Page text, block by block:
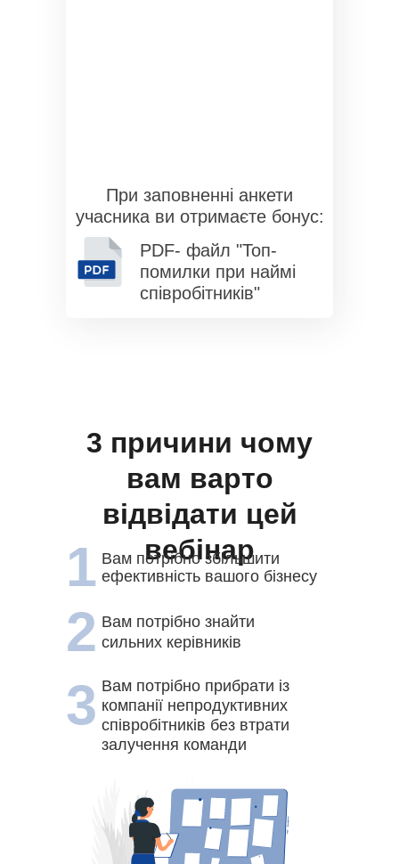
При заповненні анкети
учасника ви отримаєте бонус:
PDF- файл "Топ-
помилки при наймі
співробітників"
3 причини чому
вам варто
відвідати цей
вебінар
Вам потрібно збільшити
ефективність вашого бізнесу
Вам потрібно знайти
сильних керівників
Вам потрібно прибрати із
компанії непродуктивних
співробітників без втрати
залучення команди
1
2
3